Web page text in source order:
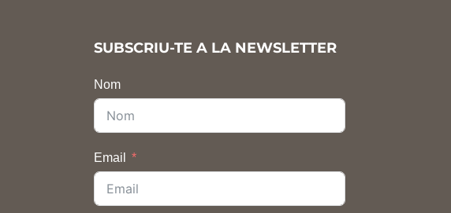
SUBSCRIU-TE A LA NEWSLETTER
Nom
Email